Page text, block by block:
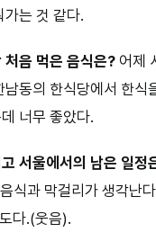
가는 것 같다.
처음 먹은 음식은? 어제
동의 한식당에서 한식
너무 좋았다.
서울에서의 남은 일정
식과 막걸리가 생각난
다.(웃음).